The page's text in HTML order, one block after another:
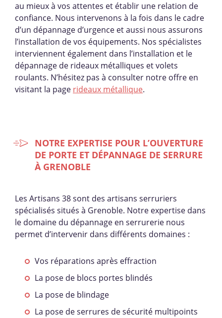
au mieux à vos attentes et établir une relation de
confiance. Nous intervenons à la fois dans le cadre
d’un dépannage d’urgence et aussi nous assurons
l’installation de vos équipements. Nos spécialistes
interviennent également dans l’installation et le
dépannage de rideaux métalliques et volets
roulants. N’hésitez pas à consulter notre offre en
visitant la page rideaux métallique.
NOTRE EXPERTISE POUR L’OUVERTURE
DE PORTE ET DÉPANNAGE DE SERRURE
À GRENOBLE
Les Artisans 38 sont des artisans serruriers
spécialisés situés à Grenoble. Notre expertise dans
le domaine du dépannage en serrurerie nous
permet d’intervenir dans différents domaines :
Vos réparations après effraction
La pose de blocs portes blindés
La pose de blindage
La pose de serrures de sécurité multipoints